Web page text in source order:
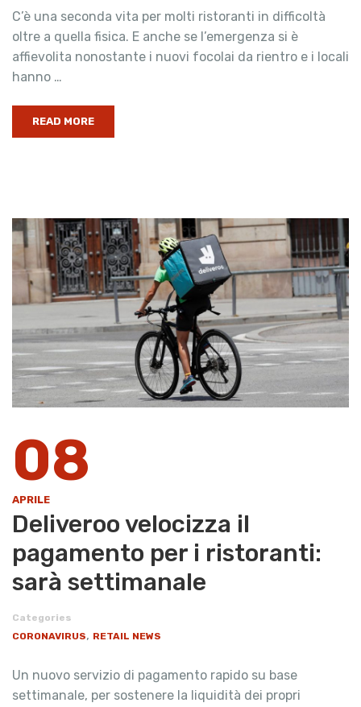
C’è una seconda vita per molti ristoranti in difficoltà
oltre a quella fisica. E anche se l’emergenza si è
affievolita nonostante i nuovi focolai da rientro e i locali
hanno …
READ MORE
08
APRILE
Deliveroo velocizza il
pagamento per i ristoranti:
sarà settimanale
Categories
CORONAVIRUS, RETAIL NEWS
Un nuovo servizio di pagamento rapido su base
settimanale, per sostenere la liquidità dei propri